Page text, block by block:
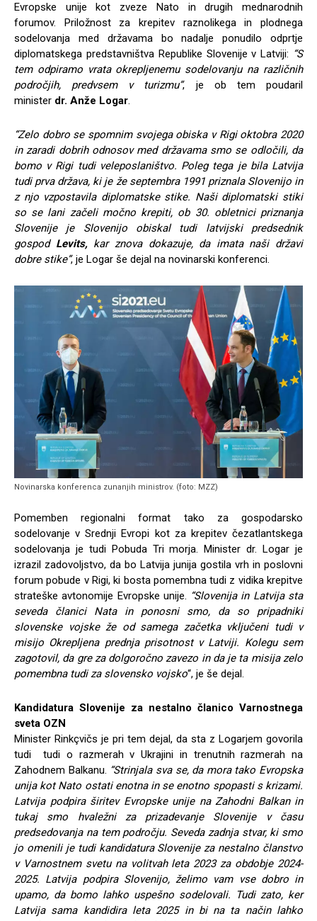
Evropske unije kot zveze Nato in drugih mednarodnih
forumov. Priložnost za krepitev raznolikega in plodnega
sodelovanja med državama bo nadalje ponudilo odprtje
diplomatskega predstavništva Republike Slovenije v Latviji: “S
tem odpiramo vrata okrepljenemu sodelovanju na različnih
področjih, predvsem v turizmu”, je ob tem poudaril
minister dr. Anže Logar.
“Zelo dobro se spomnim svojega obiska v Rigi oktobra 2020
in zaradi dobrih odnosov med državama smo se odločili, da
bomo v Rigi tudi veleposlaništvo. Poleg tega je bila Latvija
tudi prva država, ki je že septembra 1991 priznala Slovenijo in
z njo vzpostavila diplomatske stike. Naši diplomatski stiki
so se lani začeli močno krepiti, ob 30. obletnici priznanja
Slovenije je Slovenijo obiskal tudi latvijski predsednik
gospod Levits,kar znova dokazuje, da imata naši državi
dobre stike”, je Logar še dejal na novinarski konferenci.
Novinarska konferenca zunanjih ministrov. (foto: MZZ)
Pomemben regionalni format tako za gospodarsko
sodelovanje v Srednji Evropi kot za krepitev čezatlantskega
sodelovanja je tudi Pobuda Tri morja. Minister dr. Logar je
izrazil zadovoljstvo, da bo Latvija junija gostila vrh in poslovni
forum pobude v Rigi, ki bosta pomembna tudi z vidika krepitve
strateške avtonomije Evropske unije. “Slovenija in Latvija sta
seveda članici Nata in ponosni smo, da so pripadniki
slovenske vojske že od samega začetka vključeni tudi v
misijo Okrepljena prednja prisotnost v Latviji. Kolegu sem
zagotovil, da gre za dolgoročno zavezo in da je ta misija zelo
pomembna tudi za slovensko vojsko“, je še dejal.
Kandidatura Slovenije za nestalno članico Varnostnega
sveta OZN
Minister Rinkçvičs je pri tem dejal, da sta z Logarjem govorila
tudi tudi o razmerah v Ukrajini in trenutnih razmerah na
Zahodnem Balkanu. “Strinjala sva se, da mora tako Evropska
unija kot Nato ostati enotna in se enotno spopasti s krizami.
Latvija podpira širitev Evropske unije na Zahodni Balkan in
tukaj smo hvaležni za prizadevanje Slovenije v času
predsedovanja na tem področju. Seveda zadnja stvar, ki smo
jo omenili je tudi kandidatura Slovenije za nestalno članstvo
v Varnostnem svetu na volitvah leta 2023 za obdobje 2024-
2025. Latvija podpira Slovenijo, želimo vam vse dobro in
upamo, da bomo lahko uspešno sodelovali. Tudi zato, ker
Latvija sama kandidira leta 2025 in bi na ta način lahko